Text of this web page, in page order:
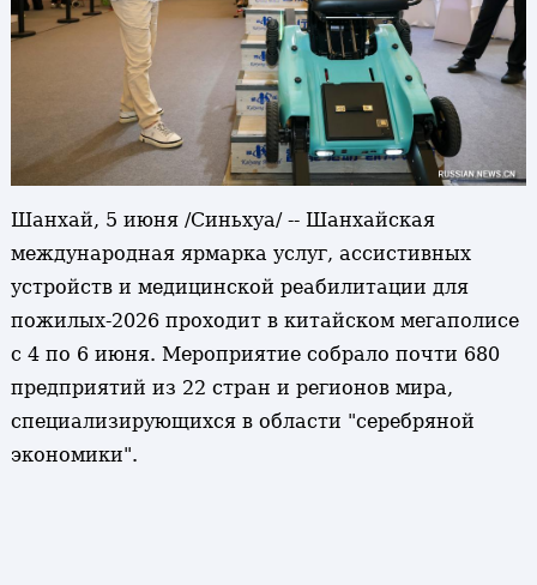
Шанхай, 5 июня /Синьхуа/ -- Шанхайская
международная ярмарка услуг, ассистивных
устройств и медицинской реабилитации для
пожилых-2026 проходит в китайском мегаполисе
с 4 по 6 июня. Мероприятие собрало почти 680
предприятий из 22 стран и регионов мира,
специализирующихся в области "серебряной
экономики".